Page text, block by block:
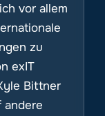
vor allem
zu
exIT
Bittner
andere